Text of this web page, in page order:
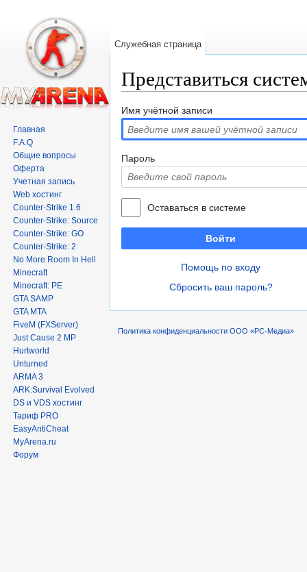
Представиться
Имя учётной записи
Пароль
Оставаться в системе
Войти
Помощь по входу
Сбросить ваш пароль?
Служебная страница
Главная
F.A.Q
Общие вопросы
Оферта
Учетная запись
Web хостинг
Counter-Strike 1.6
Counter-Strike: Source
Counter-Strike: GO
Counter-Strike: 2
No More Room In Hell
Minecraft
Minecraft: PE
GTA SAMP
GTA MTA
FiveM (FXServer)
Just Cause 2 MP
Hurtworld
Unturned
ARMA 3
ARK:Survival Evolved
DS и VDS хостинг
Тариф PRO
EasyAntiCheat
MyArena.ru
Форум
Политика конфиденциальности ООО «РС-Медиа»